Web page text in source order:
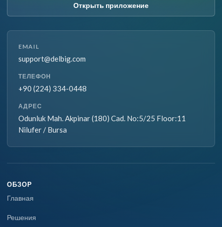
Открыть приложение
EMAIL
support@delbig.com
ТЕЛЕФОН
+90 (224) 334-0448
АДРЕС
Odunluk Mah. Akpinar (180) Cad. No:5/25 Floor:11
Nilufer / Bursa
ОБЗОР
Главная
Решения